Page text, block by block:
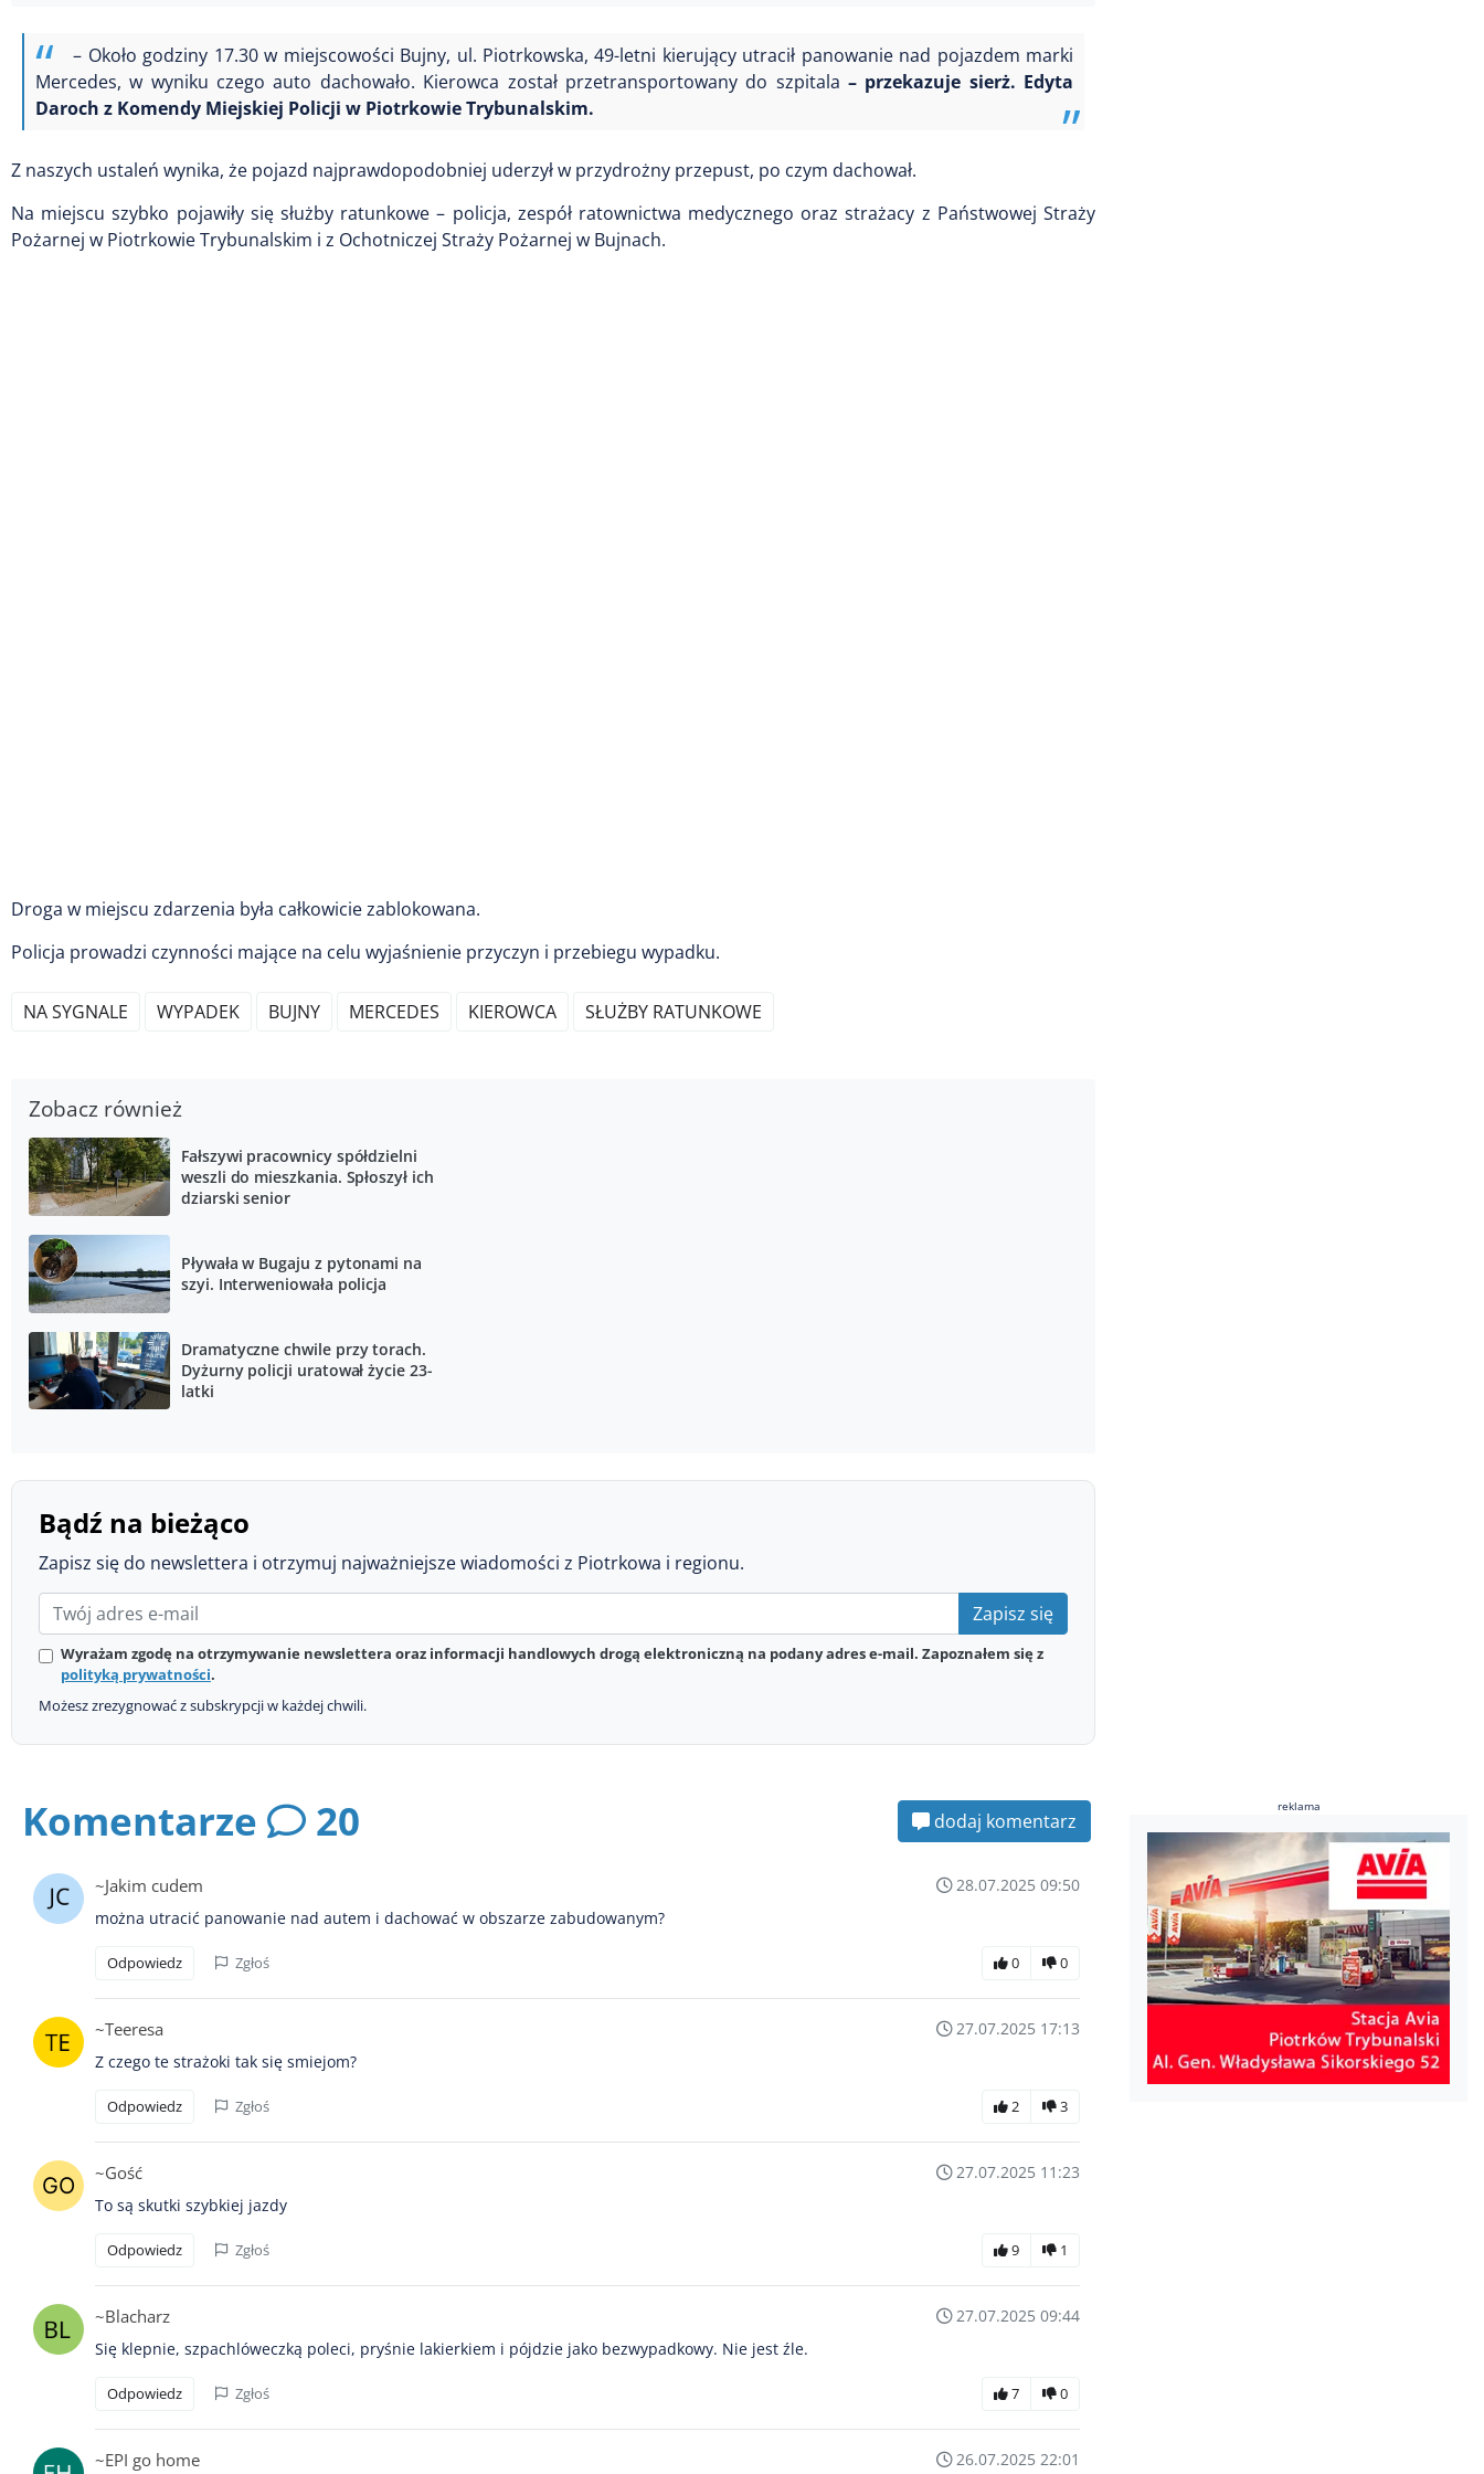
– Około godziny 17.30 w miejscowości Bujny, ul. Piotrkowska, 49-letni kierujący utracił panowanie nad pojazdem marki
Mercedes, w wyniku czego auto dachowało. Kierowca został przetransportowany do szpitala – przekazuje sierż. Edyta
Daroch z Komendy Miejskiej Policji w Piotrkowie Trybunalskim.
Z naszych ustaleń wynika, że pojazd najprawdopodobniej uderzył w przydrożny przepust, po czym dachował.
Na miejscu szybko pojawiły się służby ratunkowe – policja, zespół ratownictwa medycznego oraz strażacy z Państwowej Straży
Pożarnej w Piotrkowie Trybunalskim i z Ochotniczej Straży Pożarnej w Bujnach.
Droga w miejscu zdarzenia była całkowicie zablokowana.
Policja prowadzi czynności mające na celu wyjaśnienie przyczyn i przebiegu wypadku.
NA SYGNALE WYPADEK BUJNY MERCEDES KIEROWCA SŁUŻBY RATUNKOWE
Zobacz również
Fałszywi pracownicy spółdzielni
weszli do mieszkania. Spłoszył ich
dziarski senior
Pływała w Bugaju z pytonami na
szyi. Interweniowała policja
Dramatyczne chwile przy torach.
Dyżurny policji uratował życie 23-
latki
Bądź na bieżąco
Zapisz się do newslettera i otrzymuj najważniejsze wiadomości z Piotrkowa i regionu.
Zapisz się
Wyrażam zgodę na otrzymywanie newslettera oraz informacji handlowych drogą elektroniczną na podany adres e-mail. Zapoznałem się z
polityką prywatności.
Możesz zrezygnować z subskrypcji w każdej chwili.
Komentarze 20 dodaj komentarz
~Jakim cudem
28.07.2025 09:50
można utracić panowanie nad autem i dachować w obszarze zabudowanym?
Odpowiedz Zgłoś 0 0
~Teeresa
27.07.2025 17:13
Z czego te strażoki tak się smiejom?
Odpowiedz Zgłoś 2 3
~Gość
27.07.2025 11:23
To są skutki szybkiej jazdy
Odpowiedz Zgłoś 9 1
~Blacharz
27.07.2025 09:44
Się klepnie, szpachlóweczką poleci, pryśnie lakierkiem i pójdzie jako bezwypadkowy. Nie jest źle.
Odpowiedz Zgłoś 7 0
~EPI go home 26.07.2025 22:01
reklama